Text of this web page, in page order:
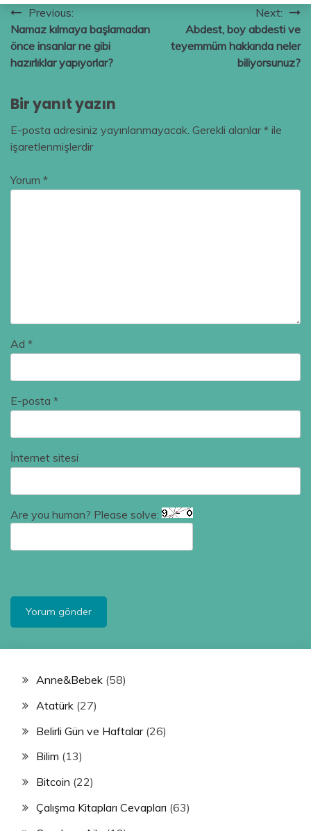
Yazı
gezinmesi
Previous:
Namaz kılmaya başlamadan
önce insanlar ne gibi
hazırlıklar yapıyorlar?
Next:
Abdest, boy abdesti ve
teyemmüm hakkında neler
biliyorsunuz?
Bir yanıt yazın
E-posta adresiniz yayınlanmayacak. Gerekli alanlar* ile
işaretlenmişlerdir
Yorum *
Ad *
E-posta *
İnternet sitesi
Are you human? Please solve:
Anne&Bebek (58)
Atatürk (27)
Belirli Gün ve Haftalar(26)
Bilim (13)
Bitcoin (22)
Çalışma Kitapları Cevapları (63)